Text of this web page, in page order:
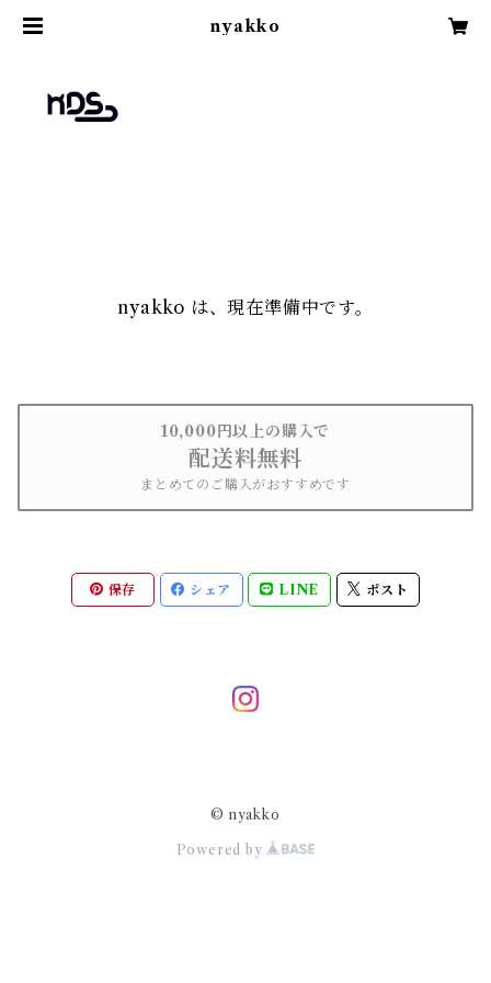
nyakko
nyakko は、現在準備中です。
10,000円以上の購入で
配送料無料
まとめてのご購入がおすすめです
保存 シェア LINE ポスト
© nyakko
Powered by